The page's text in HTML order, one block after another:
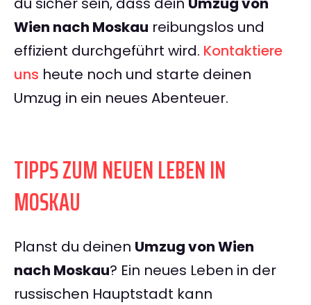
Wien nach Moskau reibungslos und
effizient durchgeführt wird. Kontaktiere
uns heute noch und starte deinen
Umzug in ein neues Abenteuer.
TIPPS ZUM NEUEN LEBEN IN
MOSKAU
Planst du deinen Umzug von Wien
nach Moskau? Ein neues Leben in der
russischen Hauptstadt kann